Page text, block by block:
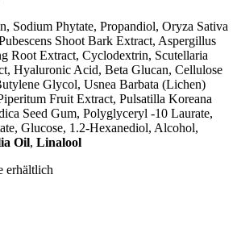
Sodium Phytate, Propandiol, Oryza Sativa
Shoot Bark Extract, Aspergillus
Root Extract, Cyclodextrin, Scutellaria
Hyaluronic Acid, Beta Glucan, Cellulose
Glycol, Usnea Barbata (Lichen)
Fruit Extract, Pulsatilla Koreana
Seed Gum, Polyglyceryl -10 Laurate,
Glucose, 1.2-Hexanediol, Alcohol,
Oil, Linalool
erhältlich